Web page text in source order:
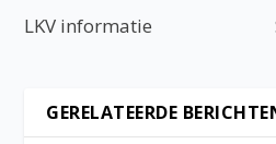
LKV informatie
GERELATEERDE